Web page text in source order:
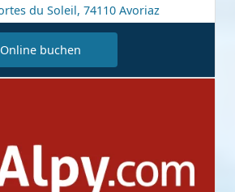
du Soleil, 74110 Avoriaz
Online buchen